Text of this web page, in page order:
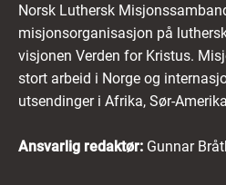
Norsk Luthersk
misjonsorganisasjon på
visjonen Verden for Kristus.
stort arbeid i Norge og
utsendinger i Afrika, Sør-
Ansvarlig redaktør: Gunnar